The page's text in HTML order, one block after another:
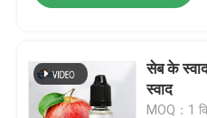
वीडियो
सेब के
स्वाद
MOQ：1